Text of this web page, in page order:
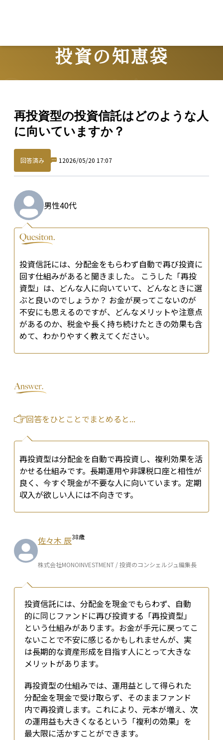
投資の知恵袋
再投資型の投資信託はどのような人
に向いていますか？
回答済み 1 2026/05/20 17:07
男性40代
投資信託には、分配金をもらわず自動で再び投資に
回す仕組みがあると聞きました。 こうした「再投
資型」は、どんな人に向いていて、どんなときに選
ぶと良いのでしょうか？ お金が戻ってこないのが
不安にも思えるのですが、どんなメリットや注意点
があるのか、税金や長く持ち続けたときの効果も含
めて、わかりやすく教えてください。
回答をひとことでまとめると...
再投資型は分配金を自動で再投資し、複利効果を活
かせる仕組みです。長期運用や非課税口座と相性が
良く、今すぐ現金が不要な人に向いています。定期
収入が欲しい人には不向きです。
佐々木 辰38歳
株式会社MONOINVESTMENT / 投資のコンシェルジュ編集長
投資信託には、分配金を現金でもらわず、自動
的に同じファンドに再び投資する「再投資型」
という仕組みがあります。お金が手元に戻ってこ
ないことで不安に感じるかもしれませんが、実
は長期的な資産形成を目指す人にとって大きな
メリットがあります。
再投資型の仕組みでは、運用益として得られた
分配金を現金で受け取らず、そのままファンド
内で再投資します。これにより、元本が増え、次
の運用益も大きくなるという「複利の効果」を
最大限に活かすことができます。